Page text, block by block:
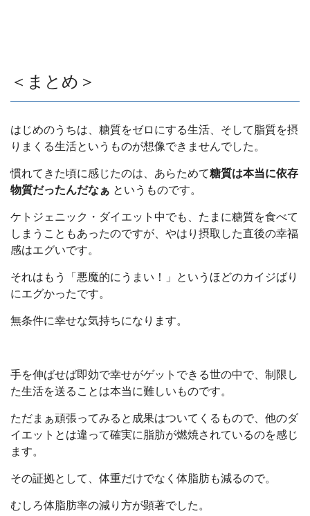
＜まとめ＞
はじめのうちは、糖質をゼロにする生活、そして脂質を摂
りまくる生活というものが想像できませんでした。
慣れてきた頃に感じたのは、あらためて糖質は本当に依存
物質だったんだなぁ というものです。
ケトジェニック・ダイエット中でも、たまに糖質を食べて
しまうこともあったのですが、やはり摂取した直後の幸福
感はエグいです。
それはもう「悪魔的にうまい！」というほどのカイジばり
にエグかったです。
無条件に幸せな気持ちになります。
手を伸ばせば即効で幸せがゲットできる世の中で、制限し
た生活を送ることは本当に難しいものです。
ただまぁ頑張ってみると成果はついてくるもので、他のダ
イエットとは違って確実に脂肪が燃焼されているのを感じ
ます。
その証拠として、体重だけでなく体脂肪も減るので。
むしろ体脂肪率の減り方が顕著でした。